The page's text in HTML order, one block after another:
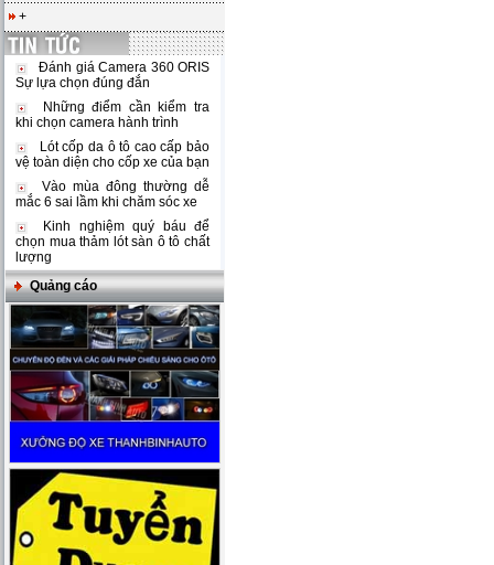
+
Đánh giá Camera 360 ORIS
Sự lựa chọn đúng đắn
Những điểm cần kiểm tra
khi chọn camera hành trình
Lót cốp da ô tô cao cấp bảo
vệ toàn diện cho cốp xe của bạn
Vào mùa đông thường dễ
mắc 6 sai lầm khi chăm sóc xe
Kinh nghiệm quý báu để
chọn mua thảm lót sàn ô tô chất
lượng
Quảng cáo